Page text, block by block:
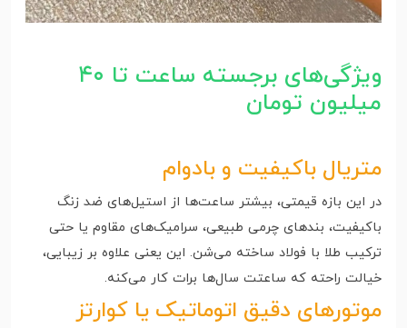
ویژگی‌های برجسته ساعت تا ۴۰
میلیون تومان
متریال باکیفیت و بادوام
در این بازه قیمتی، بیشتر ساعت‌ها از استیل‌های ضد زنگ
باکیفیت، بندهای چرمی طبیعی، سرامیک‌های مقاوم یا حتی
ترکیب طلا با فولاد ساخته می‌شن. این یعنی علاوه بر زیبایی،
خیالت راحته که ساعتت سال‌ها برات کار می‌کنه.
موتورهای دقیق اتوماتیک یا کوارتز